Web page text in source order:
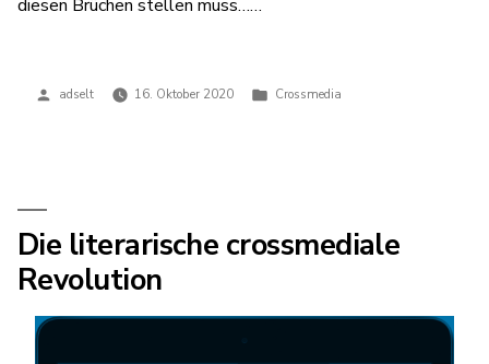
diesen Brüchen stellen muss……
Veröffentlicht
adselt 16. Oktober 2020
Veröffentlicht
Crossmedia
Die literarische crossmediale
Revolution